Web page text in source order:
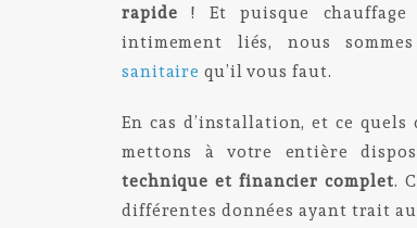
rapide ! Et puisque
intimement liés, nous
sanitaire qu’il vous faut.
En cas d’installation, et ce
mettons à votre entière
technique et financier complet.
différentes données ayant trait